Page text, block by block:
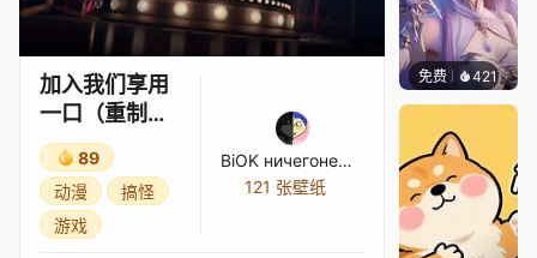
加入我们享用
一口（重制
版）#by JT
Music（FNAF
SISTER
LOCATION 歌
89
动漫
搞怪
游戏
BiOK ничегонеДЕЛАЛ
121 张壁纸
免费 421好看